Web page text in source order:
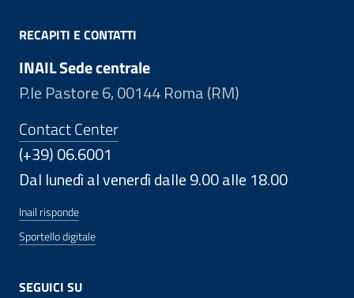
RECAPITI E CONTATTI
INAIL Sede centrale
P.le Pastore 6, 00144 Roma (RM)
Contact Center
(+39) 06.6001
Dal lunedì al venerdì dalle 9.00 alle 18.00
Inail risponde
Sportello digitale
SEGUICI SU